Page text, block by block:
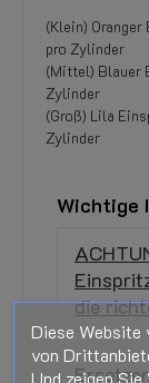
(Klein)
pro Zylinder
(Mittel) Blauer
Zylinder
(Groß) Lila
Zylinder
Wichtige
die
Diese Website
von
Und zeigen